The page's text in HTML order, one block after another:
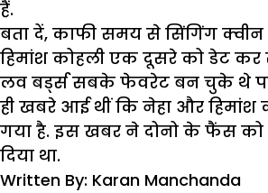
हैं.
बता दें, काफी समय से सिंगिंग
हिमांश कोहली एक दूसरे को डेट कर
लव बर्ड्स सबके फेवरेट बन चुके थे
ही खबरे आई थीं कि नेहा और हिमांश
गया है. इस खबर ने दोनो के फैंस को
दिया था.
Written By: Karan Manchanda